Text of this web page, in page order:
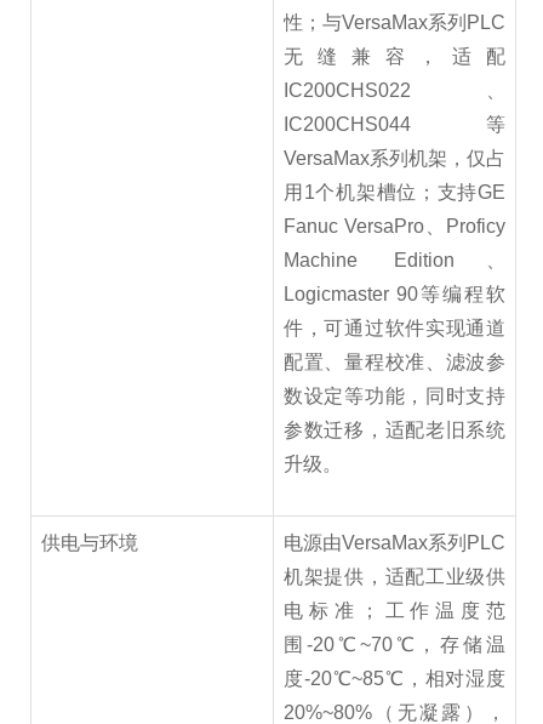
性；与VersaMax系列PLC
无缝兼容，适配
IC200CHS022、
IC200CHS044等
VersaMax系列机架，仅占
用1个机架槽位；支持GE
Fanuc VersaPro、Proficy
Machine Edition、
Logicmaster 90等编程软
件，可通过软件实现通道
配置、量程校准、滤波参
数设定等功能，同时支持
参数迁移，适配老旧系统
升级。
供电与环境
电源由VersaMax系列PLC
机架提供，适配工业级供
电标准；工作温度范
围-20℃~70℃，存储温
度-20℃~85℃，相对湿度
20%~80%（无凝露），